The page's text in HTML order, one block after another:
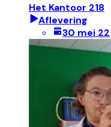
Het Kantoor 218
Aflevering
30 mei 22